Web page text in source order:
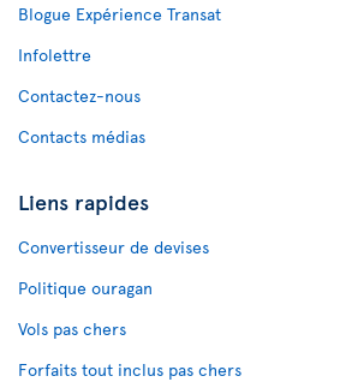
Blogue Expérience Transat
Infolettre
Contactez-nous
Contacts médias
Liens rapides
Convertisseur de devises
Politique ouragan
Vols pas chers
Forfaits tout inclus pas chers